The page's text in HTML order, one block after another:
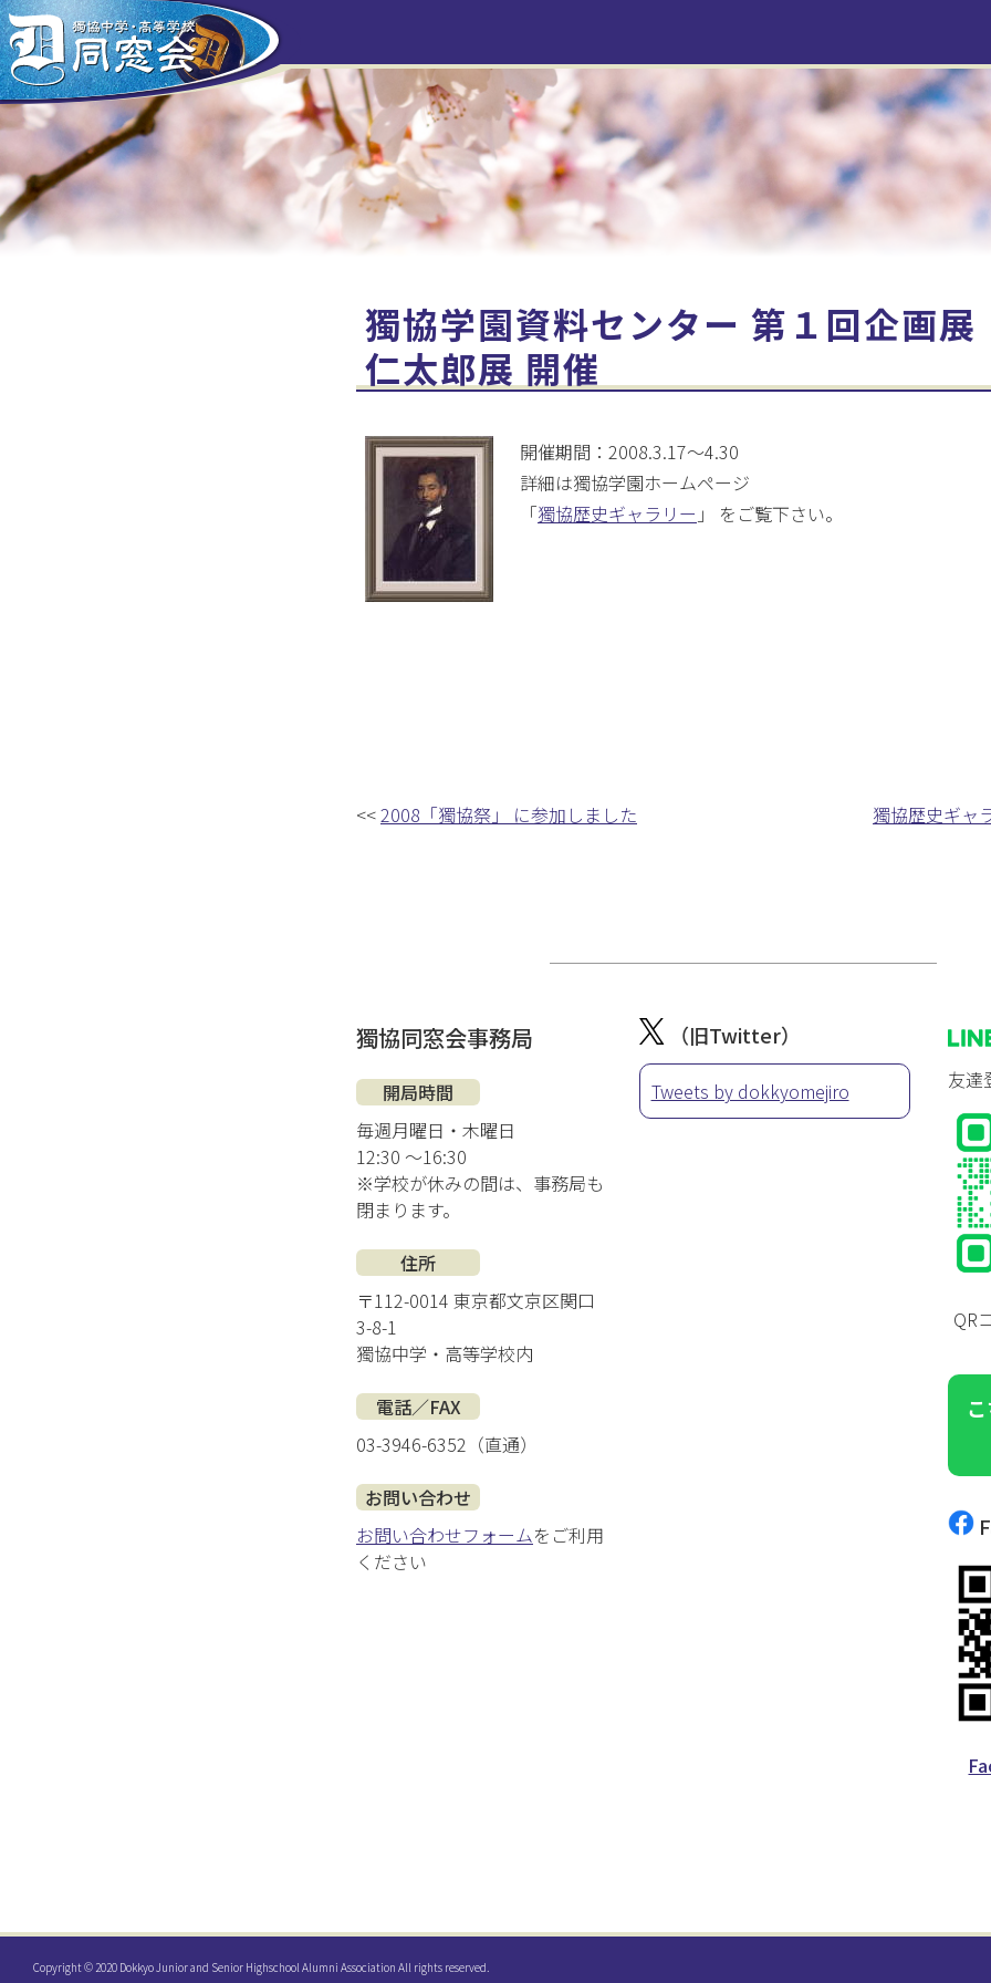
HOME
会長挨拶 事務局より
クラス会だより 獨協ぶらり旅
歴代校長 最近の目白探訪
クラス会補助金 お問い合わせ
獨協学園資料センター 第１回企画
仁太郎展 開催
開催期間：2008.3.17～4.30
詳細は獨協学園ホームページ
「獨協歴史ギャラリー 」 をご覧下さい。
<<2008「獨協祭」 に参加しました 獨協歴史ギャ
獨協同窓会事務局
開局時間
毎週月曜日・木曜日
12:30 ～16:30
※学校が休みの間は、事務局も
閉まります。
住所
〒112-0014 東京都文京区関口
3-8-1
獨協中学・高等学校内
電話／FAX
03-3946-6352（直通）
お問い合わせ
お問い合わせフォームをご利用
ください
（旧Twitter）
Tweets by dokkyomejiro 友達
QR
Copyright © 2020 Dokkyo Junior and Senior Highschool Alumni Association All rights reserved.